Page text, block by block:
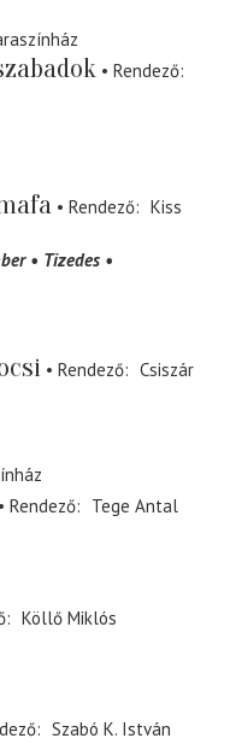
Rendező
Rendező
Kiss
Tizedes
Rendező
Csiszár
Rendező
Tege Antal
Köllő Miklós
Szabó K. István